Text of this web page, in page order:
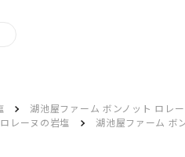
湖池屋ファーム ボンノット ロレ
レーヌの岩塩 湖池屋ファーム ボ